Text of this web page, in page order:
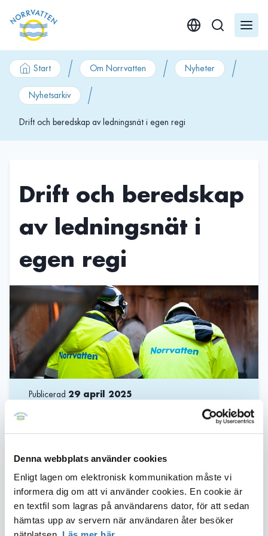
Denna webbplats använder cookies
Enligt lagen om elektronisk kommunikation måste vi
informera dig om att vi använder cookies. En cookie är
en textfil som lagras på användarens dator, för att sedan
hämtas upp av servern när användaren åter besöker
Start Om Norrvatten Nyheter
Nyhetsarkiv
Drift och beredskap av ledningsnät i egen regi
Drift och beredskap
av ledningsnät i
egen regi
Publicerad 29 april 2025
Idag anlitar Norrvatten en
underhåll av våra vattenledningar, men
från 1 januari 2026 kommer Norrvatten
att ta över detta ansvar i egen regi. Nu
pågår förberedelser för att få lokaler,
utrustning och personal på plats i tid.